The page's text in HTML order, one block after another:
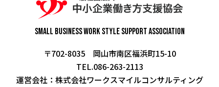
Small Business Work StyleSupport Association
〒702-8035 岡山市南区福浜町15-10
TEL.086-263-2113
運営会社： 株式会社ワークスマイルコンサルティング